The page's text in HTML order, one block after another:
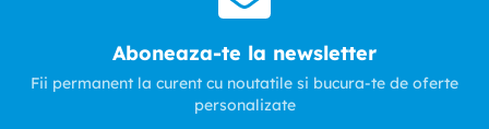
Aboneaza-te la newsletter
Fii permanent la curent cu noutatile si bucura-te de oferte
personalizate